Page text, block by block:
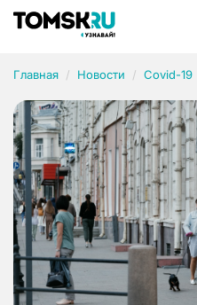
Главная Новости Covid-19